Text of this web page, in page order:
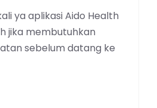
ya aplikasi Aido Health
jika membutuhkan
sebelum datang ke